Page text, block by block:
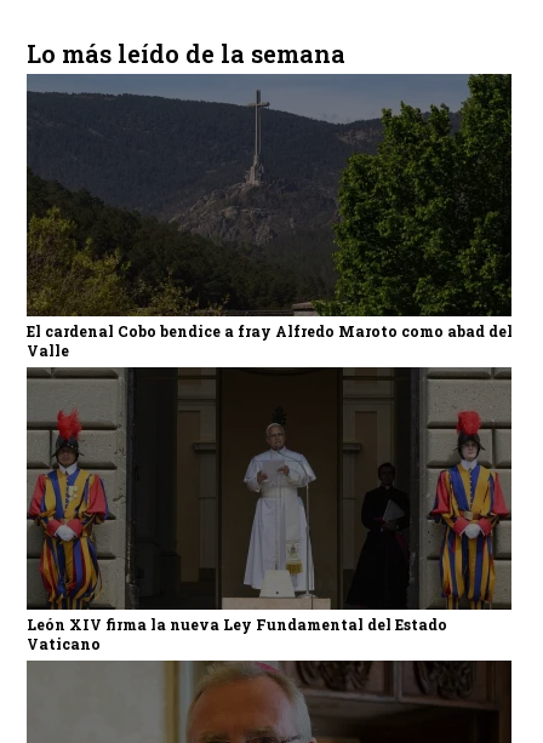
Lo más leído de la semana
El cardenal Cobo bendice a fray Alfredo Maroto como abad del
Valle
León XIV firma la nueva Ley Fundamental del Estado
Vaticano